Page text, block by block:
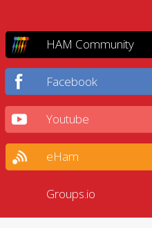
HAM Community
Facebook
Youtube
eHam
Groups.io